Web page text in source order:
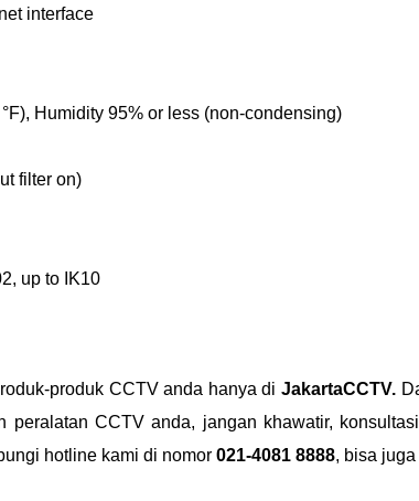
interface
Humidity 95% or less (non-condensing)
filter on)
up to IK10
produk CCTV anda hanya di JakartaCCTV.
CCTV anda, jangan khawatir,
hotline kami di nomor 021-4081 8888, bisa